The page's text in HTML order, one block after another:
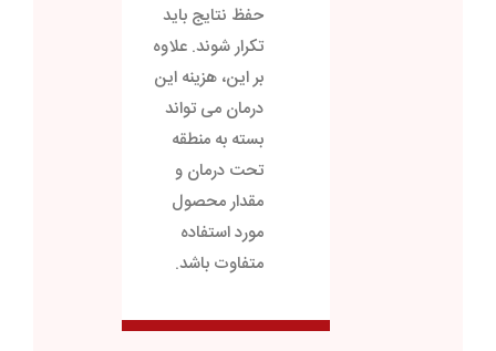
حفظ نتایج باید
تکرار شوند. علاوه
بر این، هزینه این
درمان می تواند
بسته به منطقه
تحت درمان و
مقدار محصول
مورد استفاده
متفاوت باشد.